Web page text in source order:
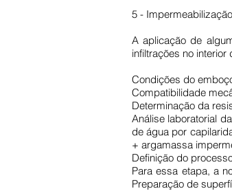
5 -
A aplicação de
infiltrações no
Condições do
Compatibilidade
Determinação da
Análise laboratorial
de água por
+ argamassa
Definição do
Para essa etapa, a
Preparação de